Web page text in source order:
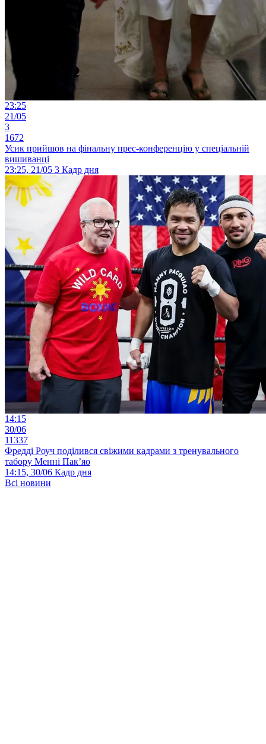
23:25
21/05
3
1672
Усик прийшов на фінальну прес-конференцію у спеціальній
вишиванці
23:25, 21/05 3 Кадр дня
14:15
30/06
11337
Фредді Роуч поділився свіжими кадрами з тренувального
табору Менні Пак’яо
14:15, 30/06 Кадр дня
Всі новини